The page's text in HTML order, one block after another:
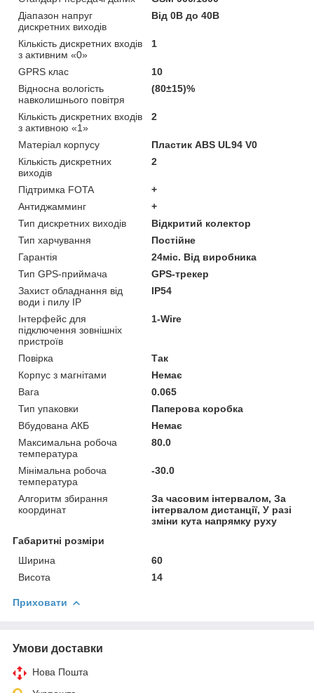
Діапазон напруг
дискретних виходів
Від 0В до 40В
Кількість дискретних входів
з активним «0»
1
GPRS клас
10
Відносна вологість
навколишнього повітря
(80±15)%
Кількість дискретних входів
з активною «1»
2
Матеріал корпусу
Пластик ABS UL94 V0
Кількість дискретних
виходів
2
Підтримка FOTA
+
Антиджамминг
+
Тип дискретних виходів
Відкритий колектор
Тип харчування
Постійне
Гарантія
24міс. Від виробника
Тип GPS-приймача
GPS-трекер
Захист обладнання від
води і пилу IP
IP54
Інтерфейс для
підключення зовнішніх
пристроїв
1-Wire
Повірка
Так
Корпус з магнітами
Немає
Вага
0.065
Тип упаковки
Паперова коробка
Вбудована АКБ
Немає
Максимальна робоча
температура
80.0
Мінімальна робоча
температура
-30.0
Алгоритм збирання
координат
За часовим інтервалом, За
інтервалом дистанції, У разі
зміни кута напрямку руху
Габаритні розміри
Ширина
60
Висота
14
Приховати
Умови доставки
Нова Пошта